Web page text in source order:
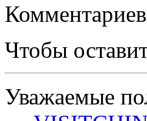
Чтобы
Уважаемые